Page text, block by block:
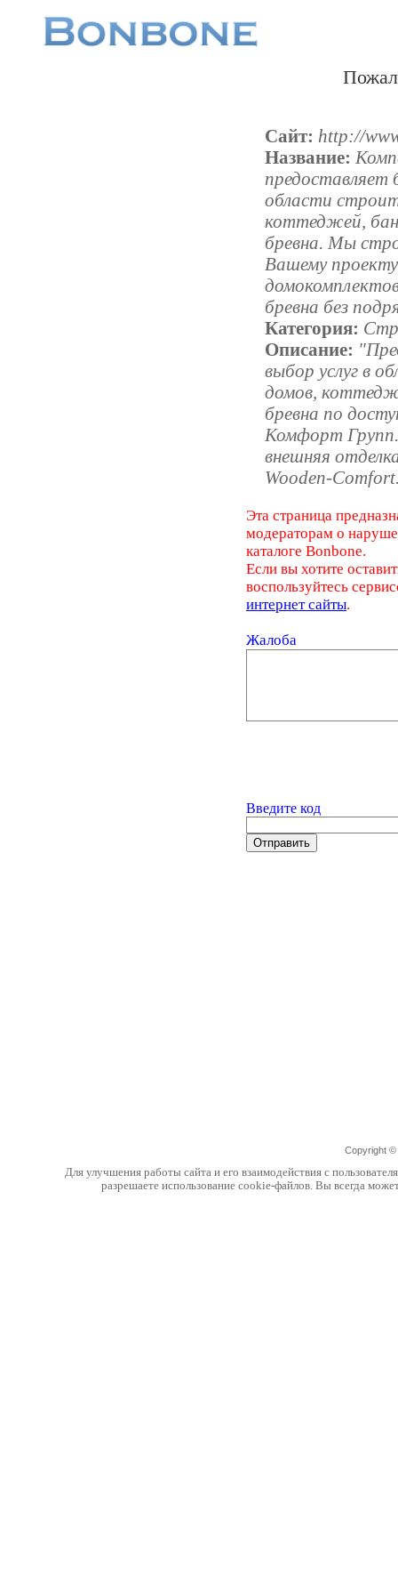
Сайт: http://
Название:
предоставляет
области
коттеджей,
бревна. Мы
Вашему
бревна без
Категория:
Описание:
выбор услуг в
домов,
бревна по
Комфорт
внешняя
Wooden-
Эта страница
модераторам о
каталоге Bonbone.
Если вы хотите
воспользуйтесь
интернет сайты.
Жалоба
Введите код
Copyright ©
Для улучшения работы сайта и его взаимодействия с
разрешаете использование cookie-файлов. Вы всегда